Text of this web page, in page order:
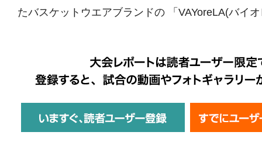
たバスケットウエアブランドの 「VAYoreLA(バイ